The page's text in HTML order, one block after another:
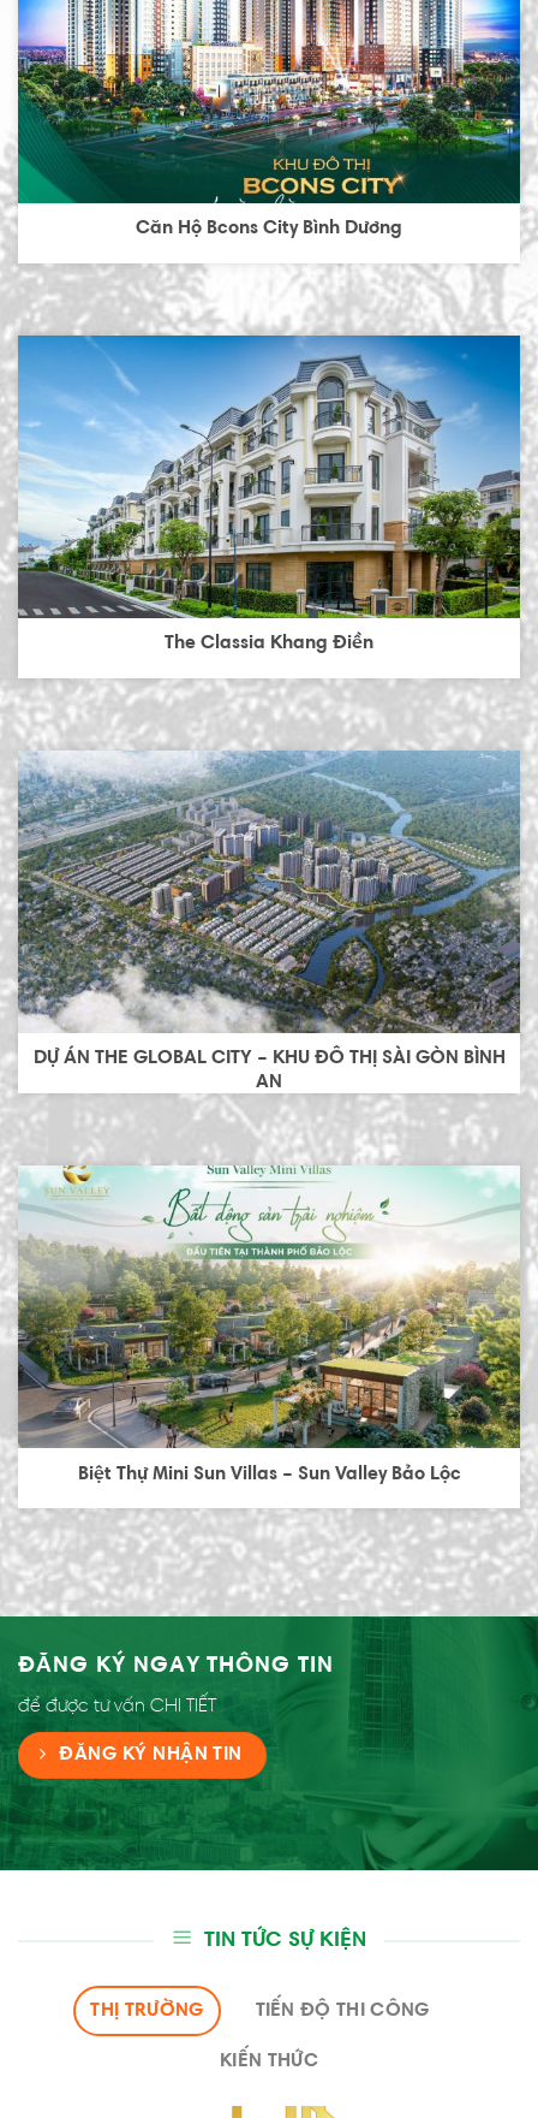
Căn Hộ Bcons City Bình Dương
The Classia Khang Điền
DỰ ÁN THE GLOBAL CITY – KHU ĐÔ THỊ SÀI GÒN BÌNH
AN
Biệt Thự Mini Sun Villas – Sun Valley Bảo Lộc
ĐĂNG KÝ NGAY THÔNG TIN
để được tư vấn CHI TIẾT
ĐĂNG KÝ NHẬN TIN
TIN TỨC SỰ KIỆN
THỊ TRƯỜNG TIẾN ĐỘ THI CÔNG
KIẾN THỨC